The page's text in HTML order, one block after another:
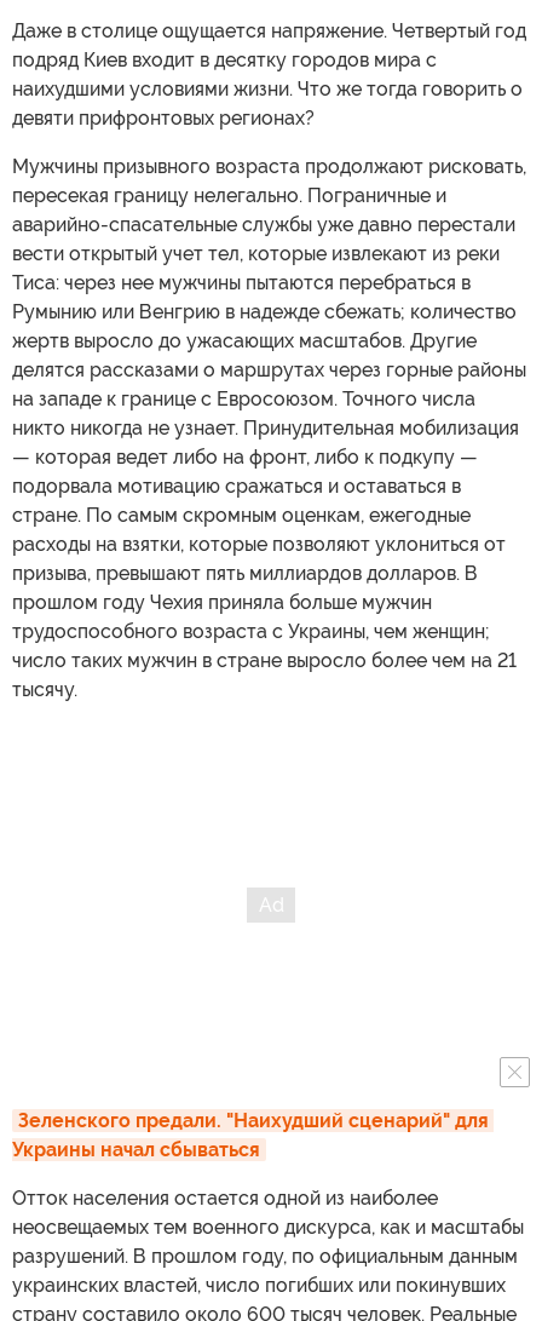
Даже в столице ощущается напряжение. Четвертый год
подряд Киев входит в десятку городов мира с
наихудшими условиями жизни. Что же тогда говорить о
девяти прифронтовых регионах?
Мужчины призывного возраста продолжают рисковать,
пересекая границу нелегально. Пограничные и
аварийно-спасательные службы уже давно перестали
вести открытый учет тел, которые извлекают из реки
Тиса: через нее мужчины пытаются перебраться в
Румынию или Венгрию в надежде сбежать; количество
жертв выросло до ужасающих масштабов. Другие
делятся рассказами о маршрутах через горные районы
на западе к границе с Евросоюзом. Точного числа
никто никогда не узнает. Принудительная мобилизация
— которая ведет либо на фронт, либо к подкупу —
подорвала мотивацию сражаться и оставаться в
стране. По самым скромным оценкам, ежегодные
расходы на взятки, которые позволяют уклониться от
призыва, превышают пять миллиардов долларов. В
прошлом году Чехия приняла больше мужчин
трудоспособного возраста с Украины, чем женщин;
число таких мужчин в стране выросло более чем на 21
тысячу.
Зеленского предали. "Наихудший сценарий" для
Украины начал сбываться
Отток населения остается одной из наиболее
неосвещаемых тем военного дискурса, как и масштабы
разрушений. В прошлом году, по официальным данным
украинских властей, число погибших или покинувших
страну составило около 600 тысяч человек. Реальные